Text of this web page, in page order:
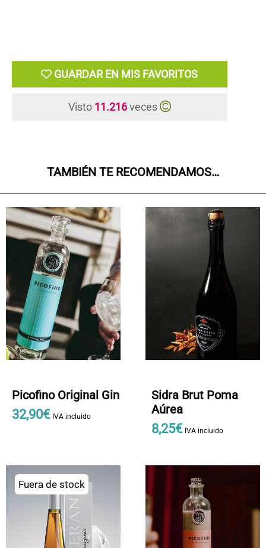
GUARDAR EN MIS FAVORITOS
Visto 11.216veces
TAMBIÉN TE RECOMENDAMOS…
Picofino Original Gin
32,90€ IVA incluido
Sidra Brut Poma
Aúrea
8,25€ IVA incluido
Fuera de stock